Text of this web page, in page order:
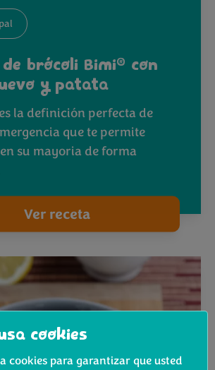
brócoli Bimi® con
y patata
la definición perfecta de
que te permite
su mayoria de forma
Ver receta
cookies
cookies para garantizar que usted